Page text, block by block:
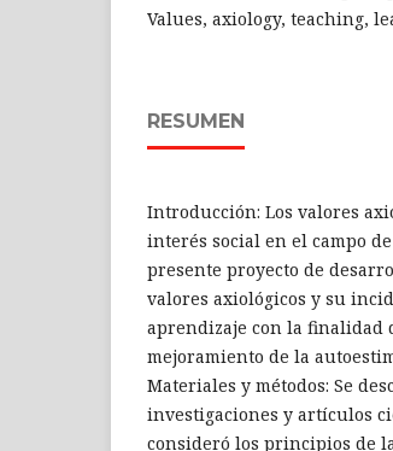
Values, axiology, teaching,
RESUMEN
Introducción: Los valores
interés social en el campo
presente proyecto de
valores axiológicos y su
aprendizaje con la finalidad
mejoramiento de la
Materiales y métodos: Se
investigaciones y artículos
consideró los principios de